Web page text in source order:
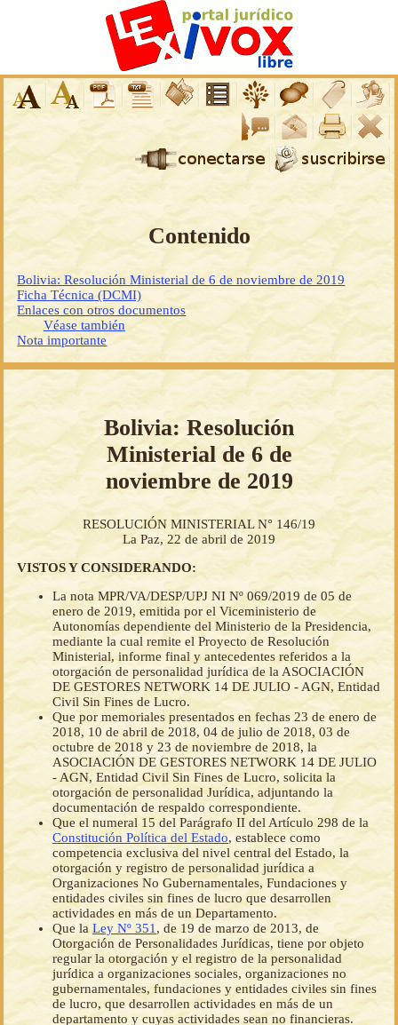
Contenido
Bolivia: Resolución Ministerial de 6 de noviembre de 2019
Ficha Técnica (DCMI)
Enlaces con otros documentos
Véase también
Nota importante
Bolivia: Resolución
Ministerial de 6 de
noviembre de 2019
RESOLUCIÓN MINISTERIAL N° 146/19
La Paz, 22 de abril de 2019
VISTOS Y CONSIDERANDO:
La nota MPR/VA/DESP/UPJ NI Nº 069/2019 de 05 de
enero de 2019, emitida por el Viceministerio de
Autonomías dependiente del Ministerio de la Presidencia,
mediante la cual remite el Proyecto de Resolución
Ministerial, informe final y antecedentes referidos a la
otorgación de personalidad jurídica de la ASOCIACIÓN
DE GESTORES NETWORK 14 DE JULIO - AGN, Entidad
Civil Sin Fines de Lucro.
Que por memoriales presentados en fechas 23 de enero de
2018, 10 de abril de 2018, 04 de julio de 2018, 03 de
octubre de 2018 y 23 de noviembre de 2018, la
ASOCIACIÓN DE GESTORES NETWORK 14 DE JULIO
- AGN, Entidad Civil Sin Fines de Lucro, solicita la
otorgación de personalidad Jurídica, adjuntando la
documentación de respaldo correspondiente.
Que el numeral 15 del Parágrafo II del Artículo 298 de la
Constitución Política del Estado, establece como
competencia exclusiva del nivel central del Estado, la
otorgación y registro de personalidad jurídica a
Organizaciones No Gubernamentales, Fundaciones y
entidades civiles sin fines de lucro que desarrollen
actividades en más de un Departamento.
Que la Ley Nº 351 , de 19 de marzo de 2013, de
Otorgación de Personalidades Jurídicas, tiene por objeto
regular la otorgación y el registro de la personalidad
jurídica a organizaciones sociales, organizaciones no
gubernamentales, fundaciones y entidades civiles sin fines
de lucro, que desarrollen actividades en más de un
departamento y cuyas actividades sean no financieras.